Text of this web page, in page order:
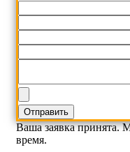
Ваша заявка принята.
время.